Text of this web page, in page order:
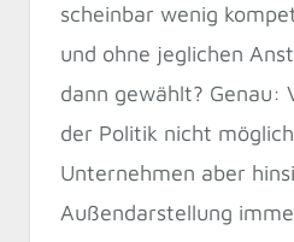
scheinbar wenig
und ohne jeglichen
dann gewählt? Genau:
der Politik nicht
Unternehmen aber
Außendarstellung